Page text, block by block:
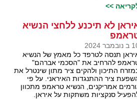
>>
לא תיכנע ללחצי הנשיא
2024
תנסה לטרפד כל מאמץ של הנשיא
להרחיב את "הסכמי אברהם"
התיכון ולהקים ציר מתון שינטרל את
ציר ההתנגדות האיראני. על פי
אמריקנים, הנשיא טראמפ מתכוון
סנקציות משתקות על איראן.